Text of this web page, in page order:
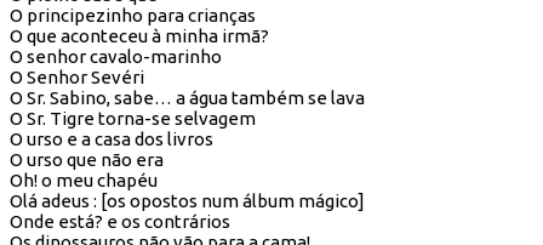
O principezinho para crianças
O que aconteceu à minha irmã?
O senhor cavalo-marinho
O Senhor Sevéri
O Sr. Sabino, sabe… a água também se lava
O Sr. Tigre torna-se selvagem
O urso e a casa dos livros
O urso que não era
Oh! o meu chapéu
Olá adeus : [os opostos num álbum mágico]
Onde está? e os contrários